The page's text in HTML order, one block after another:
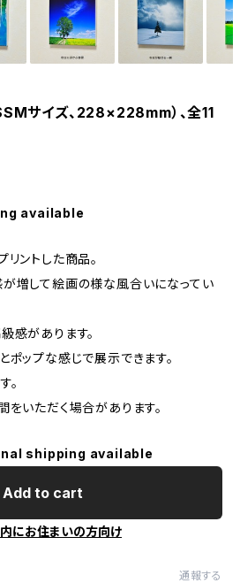
サイズ、228×228mm）、全11
available
ントした商品。
増して絵画の様な風合いになってい
感があります。
ップな感じで展示できます。
。
いただく場合があります。
shipping available
Add to cart
にお住まいの方向け
通報する